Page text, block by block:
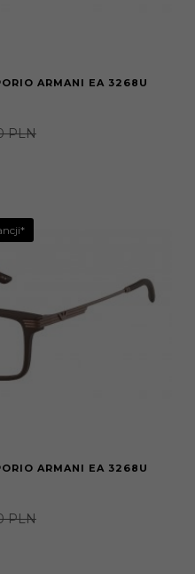
ARMANI EA 3268U
PLN
ARMANI EA 3268U
PLN